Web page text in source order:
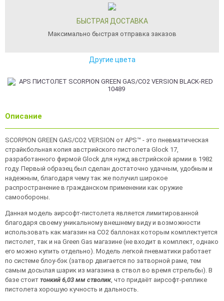
БЫСТРАЯ ДОСТАВКА
Максимально быстрая отправка заказов
Другие цвета
Описание
SCORPION GREEN GAS/CO2 VERSION от APS™ - это пневматическая
страйкбольная копия австрийского пистолета Glock 17,
разработанного фирмой Glock для нужд австрийской армии в 1982
году. Первый образец был сделан достаточно удачным, удобным и
надежным, благодаря чему так же получил широкое
распространение в гражданском применении как оружие
самообороны.
Данная модель аирсофт-пистолета является лимитированной
благодаря своему уникальному внешнему виду и возможности
использовать как магазин на СО2 баллонах которым комплектуется
пистолет, так и на Green Gas магазине (не входит в комплект, однако
его можно купить отдельно). Модель легкой пневматики работает
по системе блоу-бэк (затвор двигается по затворной раме, тем
самым досылая шарик из магазина в ствол во время стрельбы). В
базе стоит тонкий 6,03 мм стволик, что придаёт аирсофт-реплике
пистолета хорошую кучность и дальность.